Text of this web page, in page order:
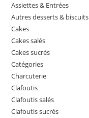
Assiettes & Entrées
Autres desserts & biscuits
Cakes
Cakes salés
Cakes sucrés
Catégories
Charcuterie
Clafoutis
Clafoutis salés
Clafoutis sucrés